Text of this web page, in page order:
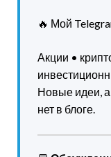
🔥 Мой
Акции •
Новые идеи,
нет в блоге.